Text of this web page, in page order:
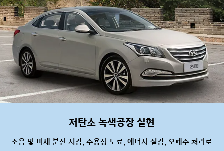
저탄소 녹색공장 실현
소음 및 미세 분진 저감, 수용성 도료, 에너지 절감, 오폐수 처리로